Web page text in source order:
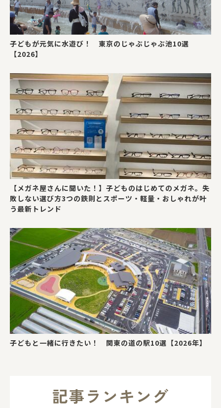
子どもが元気に水遊び！ 東京のじゃぶじゃぶ池10選
【2026】
【メガネ屋さんに聞いた！】子どものはじめてのメガネ。失
敗しない選び方3つの鉄則とスポーツ・軽量・おしゃれが叶
う最新トレンド
子どもと一緒に行きたい！ 関東の道の駅10選【2026年】
記事ランキング